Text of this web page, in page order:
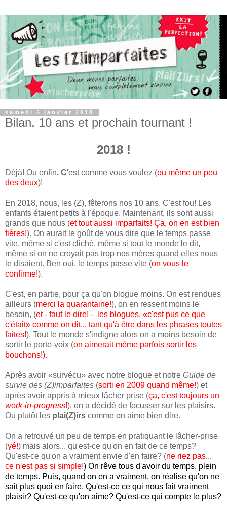
samedi 6 janvier 2018
Bilan, 10 ans et prochain tournant !
2018 !
Déjà! Ou enfin. C'est comme vous voulez (ou même un peu
des deux)!
En 2018, nous, les (Z), fêterons nos 10 ans. C'est fou! Les
enfants étaient petits à l'époque. Maintenant, ils sont aussi
grands que nous (et tout aussi imparfaits! Ça, on en est bien
fières!). On aurait le goût de vous dire que le temps passe
vite, même si c'est cliché, même si tout le monde le dit,
même si on ne croyait pas trop nos mères quand elles nous
le disaient. Ben oui, le temps passe vite (on vous le
confirme!).
C'est, en partie, pour ça qu'on blogue moins. On est rendues
ailleurs (merci la quarantaine!), on en ressent moins le
besoin, (et - faut le dire! - les blogues, «c'est pus ce que
c'était» comme on dit... tant qu'à être dans les phrases toutes
faites!). Tout le monde s'indigne alors on a moins besoin de
sortir le porte-voix (on aimerait même parfois sortir les
bouchons!).
Après avoir «survécu» avec notre blogue et notre Guide de
survie des (Z)imparfaites (sorti en 2009 quand même!) et
après avoir appris à mieux lâcher prise (ça, c'est toujours un
work-in-progress!), on a décidé de focusser sur les plaisirs.
Ou plutôt les plai(Z)irs comme on aime bien dire.
On a retrouvé un peu de temps en pratiquant le lâcher-prise
(yé!) mais alors... qu'est-ce qu'on en fait de ce temps?
Qu'est-ce qu'on a vraiment envie d'en faire? (ne riez pas...
ce n'est pas si simple!) On rêve tous d'avoir du temps, plein
de temps. Puis, quand on en a vraiment, on réalise qu'on ne
sait plus quoi en faire. Qu'est-ce ce qui nous fait vraiment
plaisir? Qu'est-ce qu'on aime? Qu'est-ce qui compte le plus?